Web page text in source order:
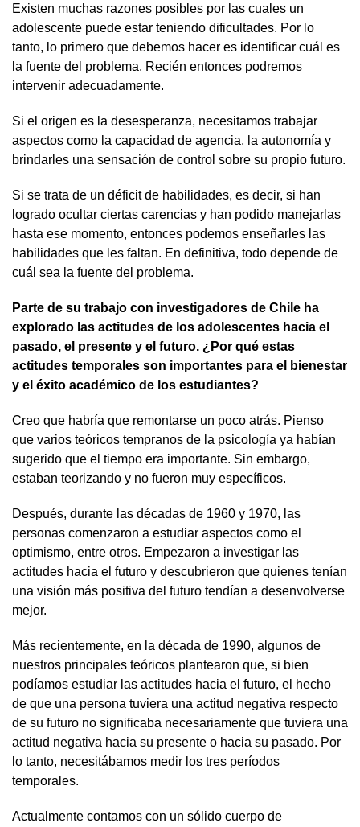
Existen muchas razones posibles por las cuales un
adolescente puede estar teniendo dificultades. Por lo
tanto, lo primero que debemos hacer es identificar cuál es
la fuente del problema. Recién entonces podremos
intervenir adecuadamente.
Si el origen es la desesperanza, necesitamos trabajar
aspectos como la capacidad de agencia, la autonomía y
brindarles una sensación de control sobre su propio futuro.
Si se trata de un déficit de habilidades, es decir, si han
logrado ocultar ciertas carencias y han podido manejarlas
hasta ese momento, entonces podemos enseñarles las
habilidades que les faltan. En definitiva, todo depende de
cuál sea la fuente del problema.
Parte de su trabajo con investigadores de Chile ha
explorado las actitudes de los adolescentes hacia el
pasado, el presente y el futuro. ¿Por qué estas
actitudes temporales son importantes para el bienestar
y el éxito académico de los estudiantes?
Creo que habría que remontarse un poco atrás. Pienso
que varios teóricos tempranos de la psicología ya habían
sugerido que el tiempo era importante. Sin embargo,
estaban teorizando y no fueron muy específicos.
Después, durante las décadas de 1960 y 1970, las
personas comenzaron a estudiar aspectos como el
optimismo, entre otros. Empezaron a investigar las
actitudes hacia el futuro y descubrieron que quienes tenían
una visión más positiva del futuro tendían a desenvolverse
mejor.
Más recientemente, en la década de 1990, algunos de
nuestros principales teóricos plantearon que, si bien
podíamos estudiar las actitudes hacia el futuro, el hecho
de que una persona tuviera una actitud negativa respecto
de su futuro no significaba necesariamente que tuviera una
actitud negativa hacia su presente o hacia su pasado. Por
lo tanto, necesitábamos medir los tres períodos
temporales.
Actualmente contamos con un sólido cuerpo de